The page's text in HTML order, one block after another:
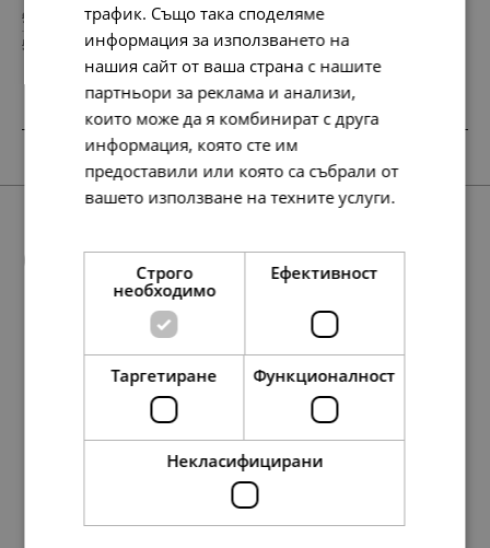
97. 56.72 лв.
50. 29.00 €
50.00 € 68.45 лв. 35.00 €
75.00 € 97.79 лв. 50.00 €
30.00 € 58.67 лв. 30.00 €
40.00 € 78.23 лв. 40.00 €
107. лв. 78.23 лв. 40.00 €
Още предложения
трафик. Също така споделяме
информация за използването на
нашия сайт от ваша страна с нашите
партньори за реклама и анализи,
които може да я комбинират с друга
информация, която сте им
предоставили или която са събрали от
вашето използване на техните услуги.
Строго
необходимо
Ефективност
Таргетиране Функционалност
Некласифицирани